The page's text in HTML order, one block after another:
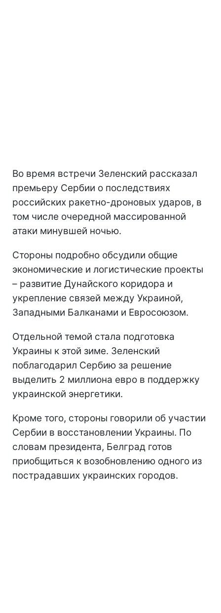
Во время встречи Зеленский рассказал
премьеру Сербии о последствиях
российских ракетно-дроновых ударов, в
том числе очередной массированной
атаки минувшей ночью.
Стороны подробно обсудили общие
экономические и логистические проекты
– развитие Дунайского коридора и
укрепление связей между Украиной,
Западными Балканами и Евросоюзом.
Отдельной темой стала подготовка
Украины к этой зиме. Зеленский
поблагодарил Сербию за решение
выделить 2 миллиона евро в поддержку
украинской энергетики.
Кроме того, стороны говорили об участии
Сербии в восстановлении Украины. По
словам президента, Белград готов
приобщиться к возобновлению одного из
пострадавших украинских городов.